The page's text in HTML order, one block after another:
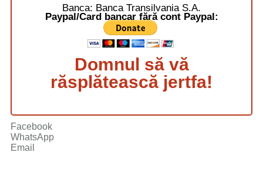
Banca: Banca Transilvania S.A.
Paypal/Card bancar fără cont Paypal:
Domnul să vă
răsplătească jertfa!
Facebook
WhatsApp
Email